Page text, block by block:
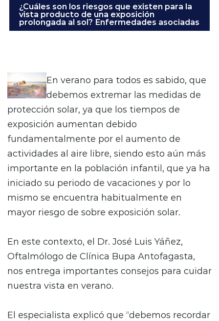
¿Cuáles son los riesgos que existen para la
vista producto de una exposición
prolongada al sol? Enfermedades asociadas
En verano para todos es sabido, que
debemos extremar las medidas de
protección solar, ya que los tiempos de
exposición aumentan debido
fundamentalmente por el aumento de
actividades al aire libre, siendo esto aún más
importante en la población infantil, que ya ha
iniciado su periodo de vacaciones y por lo
mismo se encuentra habitualmente en
mayor riesgo de sobre exposición solar.
En este contexto, el Dr. José Luis Yáñez,
Oftalmólogo de Clínica Bupa Antofagasta,
nos entrega importantes consejos para cuidar
nuestra vista en verano.
El especialista explicó que “debemos recordar